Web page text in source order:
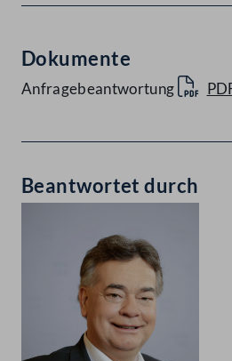
Dokumente
Anfragebeantwortung
Beantwortet durch